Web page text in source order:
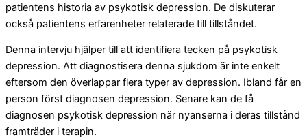
patientens historia av psykotisk depression. De diskuterar
också patientens erfarenheter relaterade till tillståndet.
Denna intervju hjälper till att identifiera tecken på psykotisk
depression. Att diagnostisera denna sjukdom är inte enkelt
eftersom den överlappar flera typer av depression. Ibland får en
person först diagnosen depression. Senare kan de få
diagnosen psykotisk depression när nyanserna i deras tillstånd
framträder i terapin.